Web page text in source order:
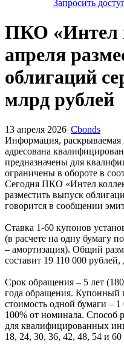
Запросить
ПКО «Интел
апреля
облигаций
млрд рублей
13 апреля 2026 Cbonds
Информация,
адресована
предназначены для
ограничены в обороте в
Сегодня ПКО «Интел
разместить выпуск
говорится в сообщении
Ставка 1-60 купонов
(в расчете на одну бумагу
– амортизация). Общий
составит 19 110 000 рублей,
Срок обращения – 5 лет
года обращения. Купонный
стоимость одной бумаги –
100% от номинала. Способ
для квалифицированных
18, 24, 30, 36, 42, 48, 54 и